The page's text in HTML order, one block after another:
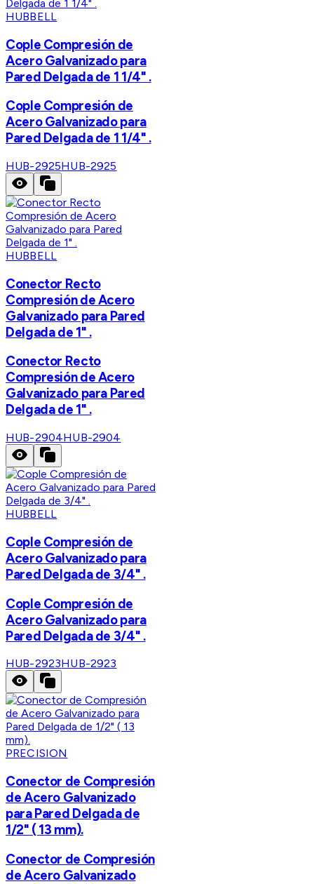
HUBBELL
Cople Compresión de
Acero Galvanizado para
Pared Delgada de 1 1/4" .
Cople Compresión de
Acero Galvanizado para
Pared Delgada de 1 1/4" .
HUB-2925HUB-2925
HUBBELL
Conector Recto
Compresión de Acero
Galvanizado para Pared
Delgada de 1" .
Conector Recto
Compresión de Acero
Galvanizado para Pared
Delgada de 1" .
HUB-2904HUB-2904
HUBBELL
Cople Compresión de
Acero Galvanizado para
Pared Delgada de 3/4" .
Cople Compresión de
Acero Galvanizado para
Pared Delgada de 3/4" .
HUB-2923HUB-2923
PRECISION
Conector de Compresión
de Acero Galvanizado
para Pared Delgada de
1/2" ( 13 mm).
Conector de Compresión
de Acero Galvanizado